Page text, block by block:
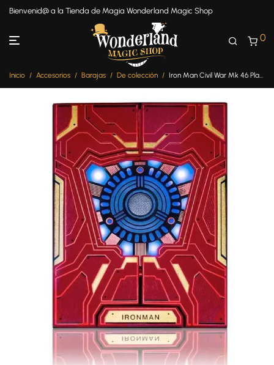
Bienvenid@ a la Tienda de Magia Wonderland Magic Shop
0
Inicio / Accesorios / Barajas / De colección / Iron Man Civil War Mk 46 Playing Cards (Paper)